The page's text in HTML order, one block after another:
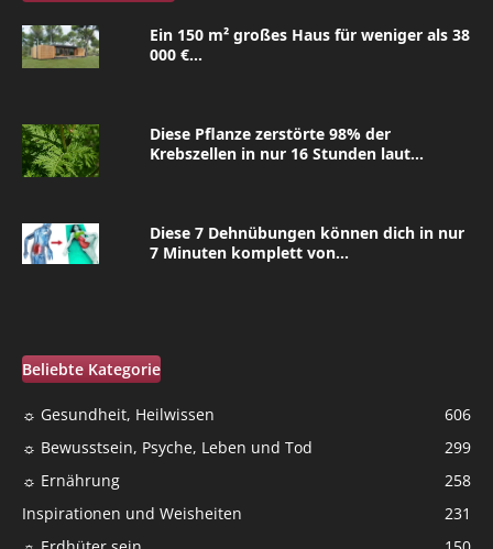
Ein 150 m² großes Haus für weniger als 38
000 €...
Diese Pflanze zerstörte 98% der
Krebszellen in nur 16 Stunden laut...
Diese 7 Dehnübungen können dich in nur
7 Minuten komplett von...
Beliebte Kategorie
☼ Gesundheit, Heilwissen
606
☼ Bewusstsein, Psyche, Leben und Tod
299
☼ Ernährung
258
Inspirationen und Weisheiten
231